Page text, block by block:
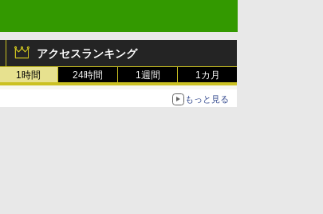
アクセスランキング
1時間 24時間 1週間 1カ月
もっと見る